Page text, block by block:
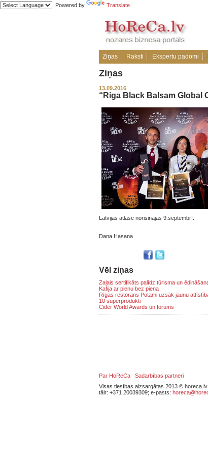
Powered by Translate
Ziņas Raksti Ekspertu padomi
Ziņas
13.09.2016
“Riga Black Balsam Global
Latvijas atlase norisinājās 9.septembrī.
Dana Hasana
Vēl ziņas
Zaļais sertifikāts palīdz tūrisma un
Kafija ar pienu bez piena
Rīgas restorāns Potami uzsāk jaunu
10 superprodukti
Cider World Awards un forums
Par HoReCa
Sadarbības partneri
Visas tiesības aizsargātas 2013 © horeca.lv
tālr: +371 20039309; e-pasts: